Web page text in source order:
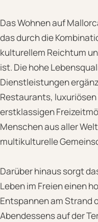
Das Wohnen auf
das durch die
kulturellem Reichtum
ist. Die hohe
Dienstleistungen
Restaurants,
erstklassigen
Menschen aus aller
multikulturelle
Darüber hinaus sorgt
Leben im Freien einen
Entspannen am Strand
Abendessens auf der